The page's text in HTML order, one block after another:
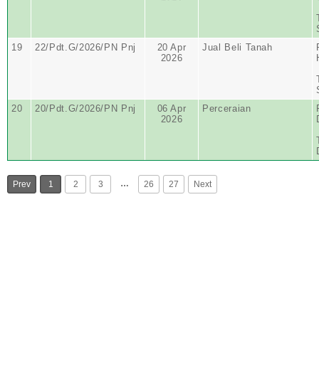
19
22/Pdt.G/2026/PN Pnj
20 Apr
2026
Jual Beli Tanah
20
20/Pdt.G/2026/PN Pnj
06 Apr
2026
Perceraian
Prev 1 2 3 … 26 27 Next